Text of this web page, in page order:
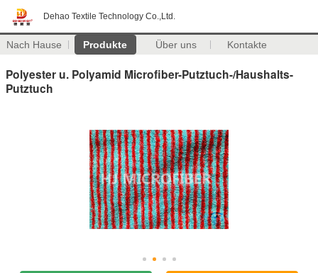
Dehao Textile Technology Co.,Ltd.
Nach Hause Produkte Über uns Kontakte
Polyester u. Polyamid Microfiber-Putztuch-/Haushalts-
Putztuch